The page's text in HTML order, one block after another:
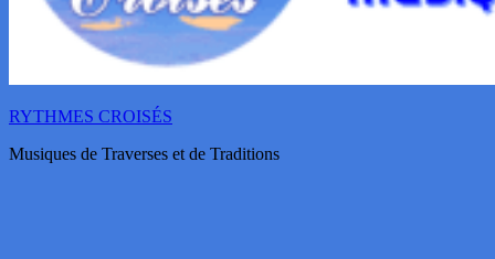
RYTHMES CROISÉS
Musiques de Traverses et de Traditions